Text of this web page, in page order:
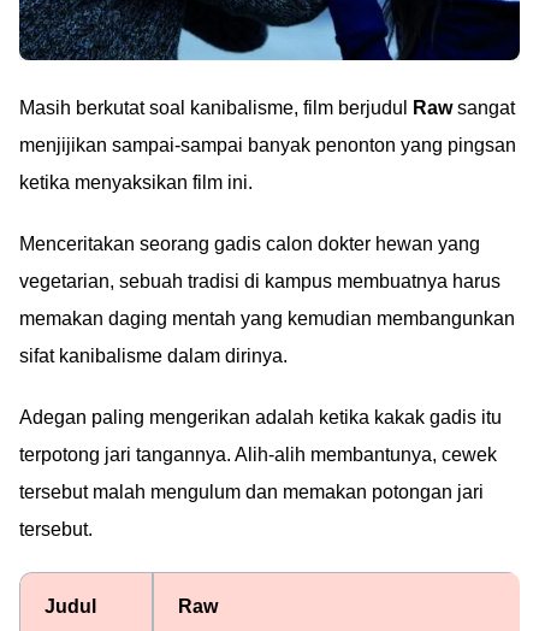
Masih berkutat soal kanibalisme, film berjudul Rawsangat
menjijikan sampai-sampai banyak penonton yang pingsan
ketika menyaksikan film ini.
Menceritakan seorang gadis calon dokter hewan yang
vegetarian, sebuah tradisi di kampus membuatnya harus
memakan daging mentah yang kemudian membangunkan
sifat kanibalisme dalam dirinya.
Adegan paling mengerikan adalah ketika kakak gadis itu
terpotong jari tangannya. Alih-alih membantunya, cewek
tersebut malah mengulum dan memakan potongan jari
tersebut.
Judul Raw